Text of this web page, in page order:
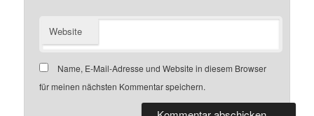
Website
Name, E-Mail-Adresse und Website in diesem Browser
für meinen nächsten Kommentar speichern.